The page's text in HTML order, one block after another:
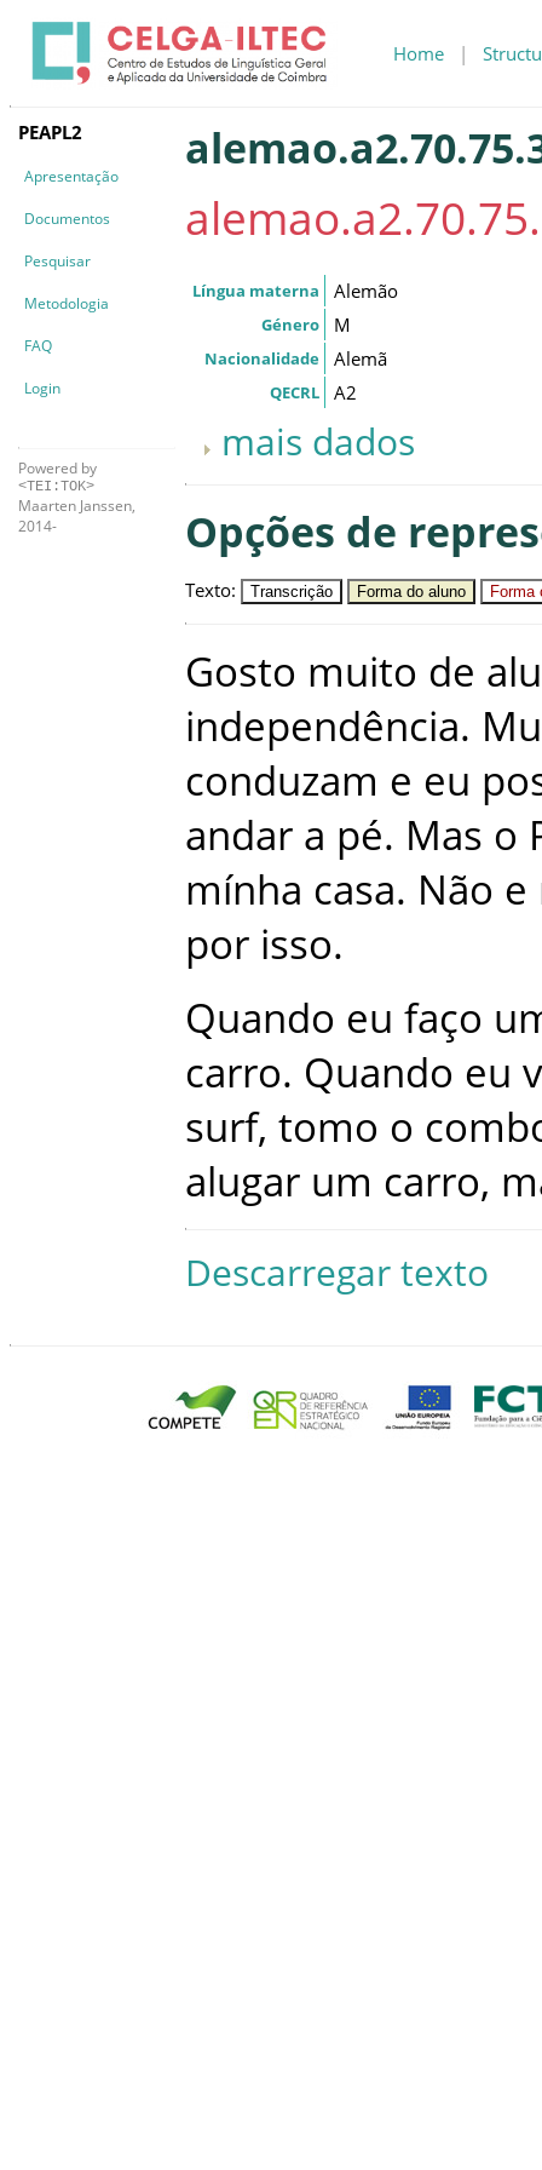
Home |
PEAPL2
Apresentação
Documentos
Pesquisar
Metodologia
FAQ
Login
Powered by
<TEI:TOK>
Maarten Janssen,
2014-
Língua materna Alemão
Género M
Nacionalidade Alemã
QECRL A2
mais dados
Opções de
Texto: Transcrição Forma do aluno Forma
Gosto muito de
independência.
conduzam e eu
andar a pé. Mas o
mínha casa. Não e
por isso.
Quando eu faço
carro. Quando eu
surf, tomo o
alugar um carro,
Descarregar texto